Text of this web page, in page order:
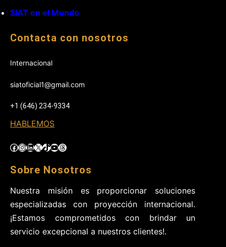
SIAT en el Mundo
Contacta con nosotros
Internacional
siatoficial1@gmail.com
+1 (646) 234-9334
HABLEMOS
Facebook InstagramLinkedIn X TikTok YouTube Threads
Sobre Nosotros
Nuestra misión es proporcionar soluciones
especializadas con proyección internacional.
¡Estamos comprometidos con brindar un
servicio excepcional a nuestros clientes!.